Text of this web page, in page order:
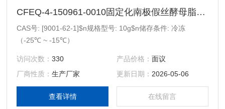
CFEQ-4-150961-0010固定化南极假丝酵母脂肪酶（CAL-B），9000 PLU/g
CAS号: [9001-62-1]$n规格型号: 10g$n储存条件: 冷冻
（-25℃ ~ -15℃）
访问次数：330 产品价格： 面议
厂商性质：生产厂家 更新日期： 2026-05-06
查看详情 在线留言